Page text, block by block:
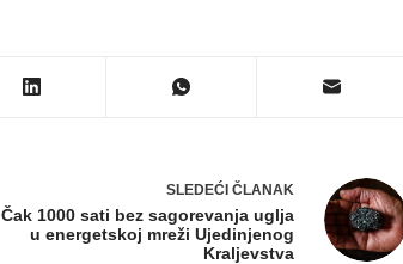
SLEDEĆI ČLANAK
Čak 1000 sati bez sagorevanja uglja
u energetskoj mreži Ujedinjenog
Kraljevstva